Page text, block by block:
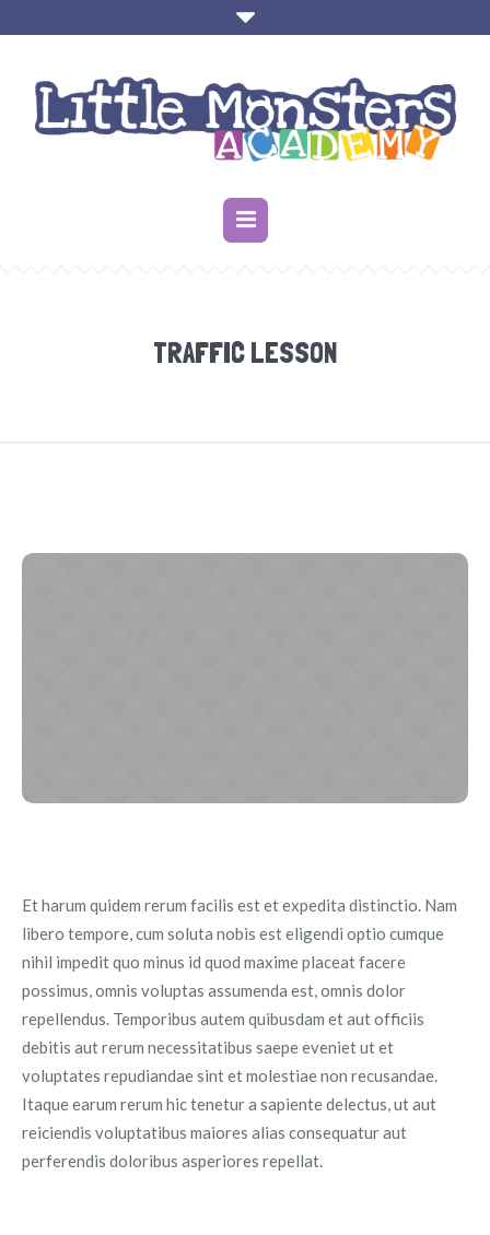
TRAFFIC LESSON
Et harum quidem rerum facilis est et expedita distinctio. Nam
libero tempore, cum soluta nobis est eligendi optio cumque
nihil impedit quo minus id quod maxime placeat facere
possimus, omnis voluptas assumenda est, omnis dolor
repellendus. Temporibus autem quibusdam et aut officiis
debitis aut rerum necessitatibus saepe eveniet ut et
voluptates repudiandae sint et molestiae non recusandae.
Itaque earum rerum hic tenetur a sapiente delectus, ut aut
reiciendis voluptatibus maiores alias consequatur aut
perferendis doloribus asperiores repellat.